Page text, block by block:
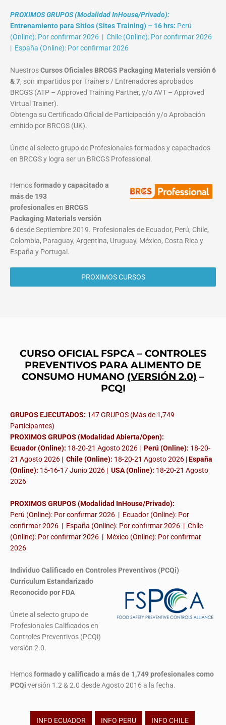
PROXIMOS GRUPOS (Modalidad InHouse/Privado):
Entrenamiento para Sitios (Sites Training) – 16 hrs: Perú
(Online): Por confirmar 2026 | Chile (Online): Por confirmar 2026
| España (Online): Por confirmar 2026
NuestrosCursos Oficiales BRCGS Packaging Materials versión 6
& 7, son impartidos por Trainers / Entrenadores aprobados
BRCGS (ATP – Approved Training Partner, y/o AVT – Approved
Virtual Trainer).
Obtenga su Certificado Oficial de Participación y/o Aprobación
emitido por BRCGS (UK).
Únete al selecto grupo de Profesionales formados y capacitados
en BRCGS y logra ser un BRCGS Professional.
Hemosformado y capacitado a
más de 193
profesionalesen BRCGS
Packaging Materialsversión
6desde Septiembre 2019. Profesionales de Ecuador, Perú, Chile,
Colombia, Paraguay, Argentina, Uruguay, México, Costa Rica y
España y Portugal.
PROXIMOS CURSOS
CURSO OFICIAL FSPCA – CONTROLES
PREVENTIVOS PARA ALIMENTO DE
CONSUMO HUMANO (VERSIÓN 2.0) –
PCQI
GRUPOS EJECUTADOS: 147 GRUPOS (Más de 1,749
Participantes)
PROXIMOS GRUPOS (Modalidad Abierta/Open):
Ecuador (Online): 18-20-21 Agosto 2026 | Perú (Online): 18-20-
21 Agosto 2026 | Chile (Online): 18-20-21 Agosto 2026 |España
(Online): 15-16-17 Junio 2026 | USA (Online): 18-20-21 Agosto
2026
PROXIMOS GRUPOS (Modalidad InHouse/Privado):
Perú (Online): Por confirmar 2026 | Ecuador (Online): Por
confirmar 2026 | España (Online): Por confirmar 2026 | Chile
(Online): Por confirmar 2026 | México (Online): Por confirmar
2026
Individuo Calificado en Controles Preventivos (PCQi)
Curriculum Estandarizado
Reconocido por FDA
Únete al selecto grupo de
Profesionales Calificados en
Controles Preventivos (PCQi)
versión 2.0.
Hemosformado y calificado a más de 1,749 profesionalescomo
PCQi versión 1.2 & 2.0 desde Agosto 2016 a la fecha.
INFO ECUADOR INFO PERU INFO CHILE